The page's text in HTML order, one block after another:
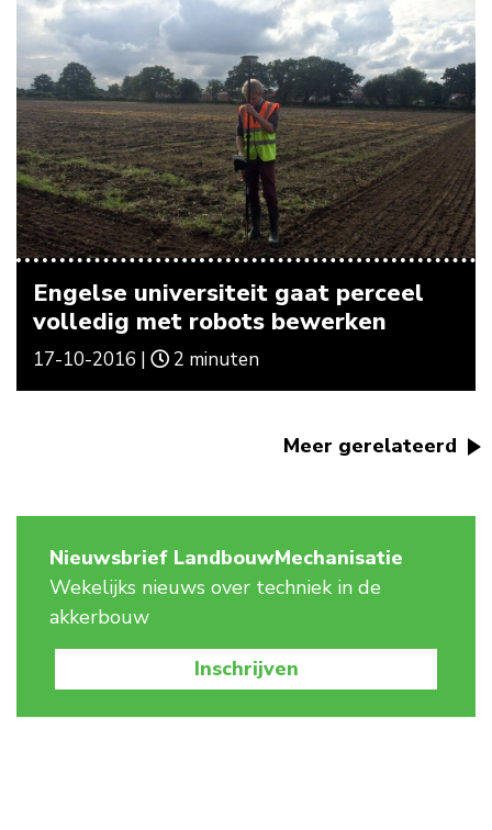
Engelse universiteit gaat perceel
volledig met robots bewerken
17-10-2016 | 2 minuten
Meer gerelateerd
Nieuwsbrief LandbouwMechanisatie
Wekelijks nieuws over techniek in de
akkerbouw
Inschrijven